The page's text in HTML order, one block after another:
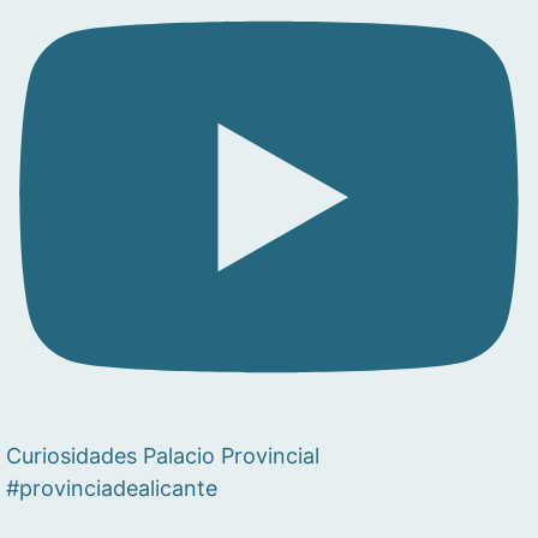
Curiosidades Palacio Provincial
#provinciadealicante